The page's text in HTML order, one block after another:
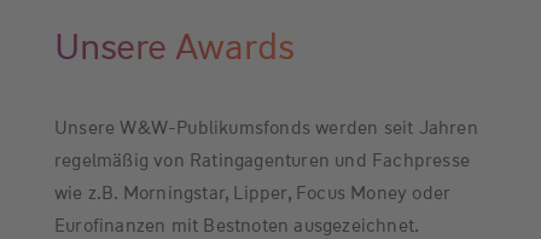
Unsere Awards
Unsere W&W-Publikumsfonds werden seit Jahren
regelmäßig von Ratingagenturen und Fachpresse
wie z.B. Morningstar, Lipper, Focus Money oder
Eurofinanzen mit Bestnoten ausgezeichnet.